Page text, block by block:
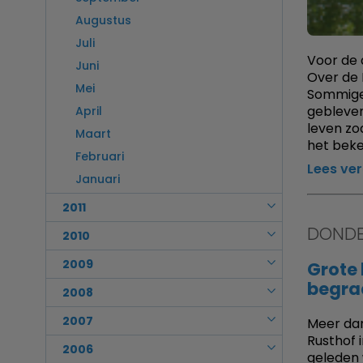
Januari
Februari
Januari
Maart
Februari
Januari
Mei
April
Maart
Februari
Januari
Juni
Mei
Januari
Juli
Juni
Mei
April
Maart
Februari
Januari
Augustus
Juli
Juni
Mei
April
Maart
Februari
Januari
2011
December
November
Oktober
September
Augustus
Juli
2010
December
November
Oktober
September
Augustus
2009
December
November
Oktober
2008
December
November
2007
December
2006
Voor de
Over de
leven
het
Lees
Meer
Rusthof
geleden